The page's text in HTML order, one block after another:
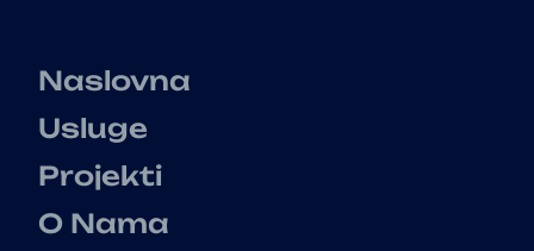
Naslovna
Usluge
Projekti
O Nama